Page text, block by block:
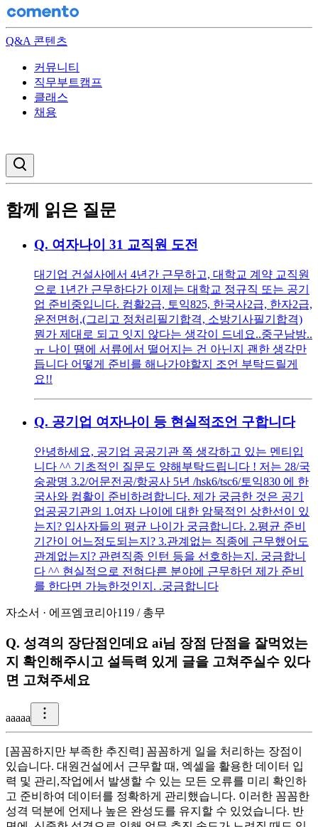
Q&A 콘텐츠
커뮤니티
직무부트캠프
클래스
채용
함께 읽은 질문
Q. 여자나이 31 교직원 도전
대기업 건설사에서 4년간 근무하고, 대학교 계약 교직원
으로 1년간 근무하다가 이제는 대학교 정규직 또는 공기
업 준비중입니다. 컴활2급, 토익825, 한국사2급, 한자2급,
운전면허,(그리고 정처리필기합격, 소방기사필기합격)
뭔가 제대로 되고 잇지 않다는 생각이 드네요..중구남방..
ㅠ 나이 땜에 서류에서 떨어지는 건 아닌지 괜한 생각만
듭니다 어떻게 준비를 해나가야할지 조언 부탁드릴게
요!!
Q. 공기업 여자나이 등 현실적조언 구합니다
안녕하세요, 공기업 공공기관 쪽 생각하고 있는 멘티입
니다 ^^ 기초적인 질문도 양해부탁드립니다 ! 저는 28/국
숭광명 3.2/어문전공/항공사 5년 /hsk6/tsc6/토익830 에 한
국사와 컴활이 준비하려합니다. 제가 궁금한 것은 공기
업공공기관의 1.여자 나이에 대한 암묵적인 상한선이 있
는지? 입사자들의 평균 나이가 궁금합니다. 2.평균 준비
기간이 어느정도되는지? 3.관계없는 직종에 근무했어도
관계없는지? 관련직종 인턴 등을 선호하는지. 궁금합니
다 ^^ 현실적으로 전혀다른 분야에 근무하던 제가 준비
를 한다면 가능한것인지. .궁금합니다
자소서 · 에프엠코리아119 / 총무
Q. 성격의 장단점인데요 ai님 장점 단점을 잘먹었는
지 확인해주시고 설득력 있게 글을 고쳐주실수 있다
면 고쳐주세요
aaaaa
[꼼꼼하지만 부족한 추진력] 꼼꼼하게 일을 처리하는 장점이
있습니다. 대원건설에서 근무할 때, 엑셀을 활용한 데이터 입
력 및 관리,작업에서 발생할 수 있는 모든 오류를 미리 확인하
고 준비하여 데이터를 정확하게 관리했습니다. 이러한 꼼꼼한
성격 덕분에 언제나 높은 완성도를 유지할 수 있었습니다. 반